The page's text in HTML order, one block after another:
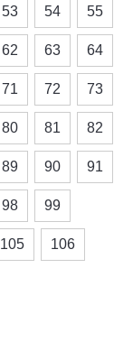
53 54 55
62 63 64
71 72 73
80 81 82
89 90 91
98 99
105 106